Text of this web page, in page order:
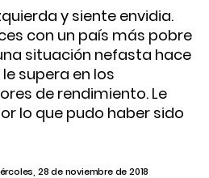
y siente envidia.
con un país más pobre
situación nefasta hace
supera en los
de rendimiento. Le
lo que pudo haber sido
28 de noviembre de 2018